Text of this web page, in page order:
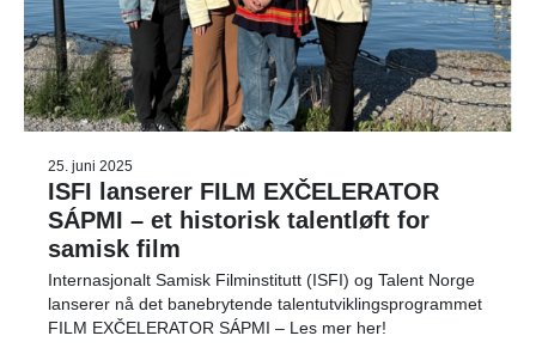
25. juni 2025
ISFI lanserer FILM EXČELERATOR
SÁPMI – et historisk talentløft for
samisk film
Internasjonalt Samisk Filminstitutt (ISFI) og Talent Norge
lanserer nå det banebrytende talentutviklingsprogrammet
FILM EXČELERATOR SÁPMI – Les mer her!